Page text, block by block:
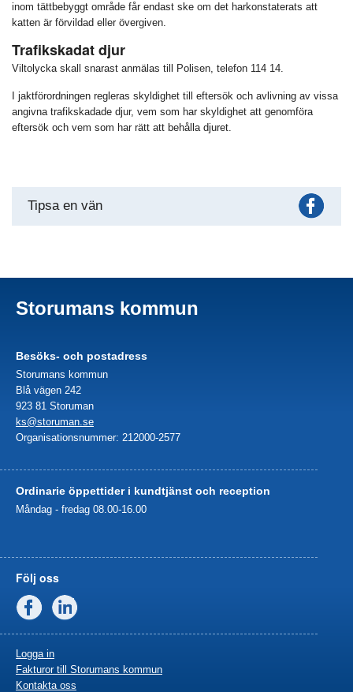
inom tättbebyggt område får endast ske om det harkonstaterats att
katten är förvildad eller övergiven.
Trafikskadat djur
Viltolycka skall snarast anmälas till Polisen, telefon 114 14.
I jaktförordningen regleras skyldighet till eftersök och avlivning av vissa
angivna trafikskadade djur, vem som har skyldighet att genomföra
eftersök och vem som har rätt att behålla djuret.
Tipsa en vän
Storumans kommun
Besöks- och postadress
Storumans kommun
Blå vägen 242
923 81 Storuman
ks@storuman.se
Organisationsnummer: 212000-2577
Ordinarie öppettider i kundtjänst och reception
Måndag - fredag 08.00-16.00
Följ oss
Facebook
Logga in
Fakturor till Storumans kommun
Kontakta oss